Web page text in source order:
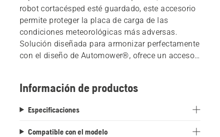
robot cortacésped esté guardado, este accesorio
permite proteger la placa de carga de las
condiciones meteorológicas más adversas.
Solución diseñada para armonizar perfectamente
con el diseño de Automower®, ofrece un acceso
Información de productos
Especificaciones
Compatible con el modelo